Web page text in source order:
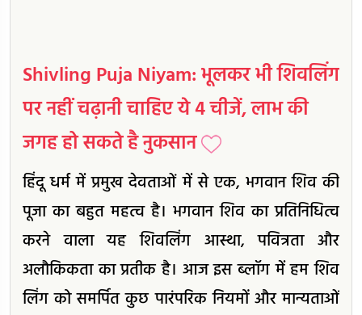
Shivling Puja Niyam: भूलकर भी शिवलिंग
पर नहीं चढ़ानी चाहिए ये 4 चीजें, लाभ की
जगह हो सकते है नुकसान
हिंदू धर्म में प्रमुख देवताओं में से एक, भगवान शिव की
पूजा का बहुत महत्व है। भगवान शिव का प्रतिनिधित्व
करने वाला यह शिवलिंग आस्था, पवित्रता और
अलौकिकता का प्रतीक है। आज इस ब्लॉग में हम शिव
लिंग को समर्पित कुछ पारंपरिक नियमों और मान्यताओं